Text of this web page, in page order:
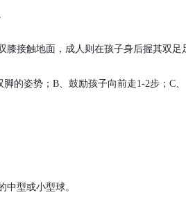
膝接触地面，成人则在孩子身后握其双
的姿势；B、鼓励孩子向前走1-2步；C
中型或小型球。